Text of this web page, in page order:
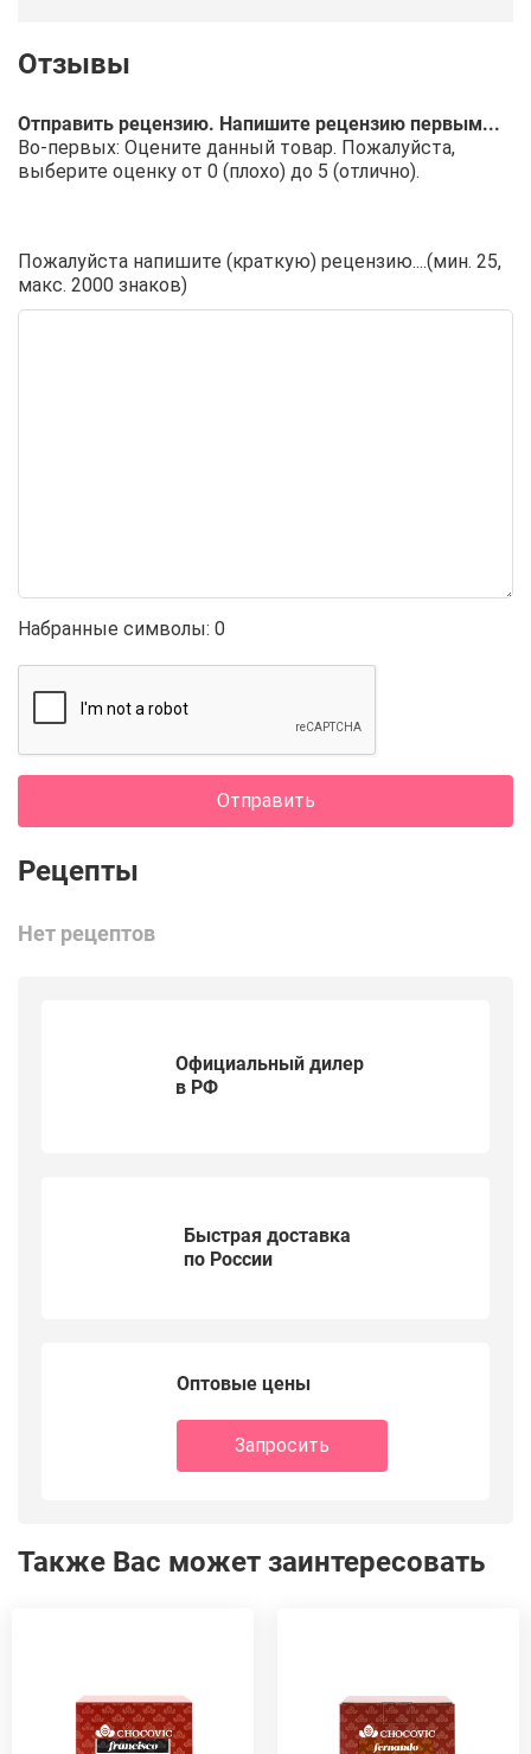
Отправить рецензию. Напишите рецензию первым...
Во-первых: Оцените данный товар. Пожалуйста,
выберите оценку от 0 (плохо) до 5 (отлично).
Пожалуйста напишите (краткую) рецензию....(мин. 25,
макс. 2000 знаков)
Набранные символы: 0
Отправить
Нет рецептов
Официальный дилер
в РФ
Быстрая доставка
по России
Оптовые цены
Запросить
Также Вас может заинтересовать